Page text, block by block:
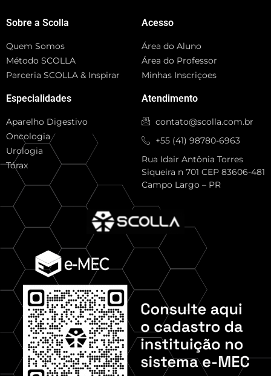
Sobre a Scolla
Quem Somos
Método SCOLLA
Parceria SCOLLA & Inspirar
Especialidades
Aparelho Digestivo
Oncologia
Urologia
Tórax
Acesso
Área do Aluno
Área do Professor
Minhas Inscriçoes
Atendimento
contato@scolla.com.br
+55 (41) 98780-6963
Rua Idair Antônia Torres
Siqueira n 701 CEP 83606-481
Campo Largo – PR